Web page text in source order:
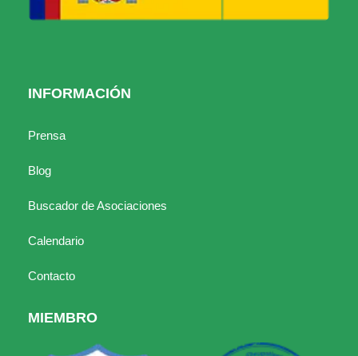
INFORMACIÓN
Prensa
Blog
Buscador de Asociaciones
Calendario
Contacto
MIEMBRO